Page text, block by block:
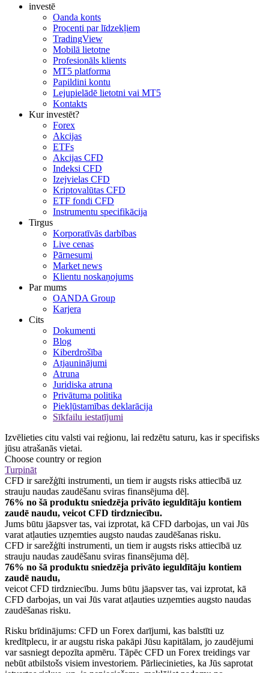
investē
Oanda konts
Procenti par līdzekļiem
TradingView
Mobilā lietotne
Profesionāls klients
MT5 platforma
Papildini kontu
Lejupielādē lietotni vai MT5
Kontakts
Kur investēt?
Forex
Akcijas
ETFs
Akcijas CFD
Indeksi CFD
Izejvielas CFD
Kriptovalūtas CFD
ETF fondi CFD
Instrumentu specifikācija
Tirgus
Korporatīvās darbības
Live cenas
Pārnesumi
Market news
Klientu noskaņojums
Par mums
OANDA Group
Karjera
Cits
Dokumenti
Blog
Kiberdrošība
Atjauninājumi
Atruna
Juridiska atruna
Privātuma politika
Piekļūstamības deklarācija
Sīkfailu iestatījumi
Izvēlieties citu valsti vai reģionu, lai redzētu saturu, kas ir specifisks
jūsu atrašanās vietai.
Choose country or region
Turpināt
CFD ir sarežģīti instrumenti, un tiem ir augsts risks attiecībā uz
strauju naudas zaudēšanu sviras finansējuma dēļ.
76% no šā produktu sniedzēja privāto ieguldītāju kontiem
zaudē naudu, veicot CFD tirdzniecību.
Jums būtu jāapsver tas, vai izprotat, kā CFD darbojas, un vai Jūs
varat atļauties uzņemties augsto naudas zaudēšanas risku.
CFD ir sarežģīti instrumenti, un tiem ir augsts risks attiecībā uz
strauju naudas zaudēšanu sviras finansējuma dēļ.
76% no šā produktu sniedzēja privāto ieguldītāju kontiem
zaudē naudu,
veicot CFD tirdzniecību. Jums būtu jāapsver tas, vai izprotat, kā
CFD darbojas, un vai Jūs varat atļauties uzņemties augsto naudas
zaudēšanas risku.
Risku brīdinājums: CFD un Forex darījumi, kas balstīti uz
kredītplecu, ir ar augstu riska pakāpi Jūsu kapitālam, jo zaudējumi
var sasniegt depozīta apmēru. Tāpēc CFD un Forex treidings var
nebūt atbilstošs visiem investoriem. Pārliecinieties, ka Jūs saprotat